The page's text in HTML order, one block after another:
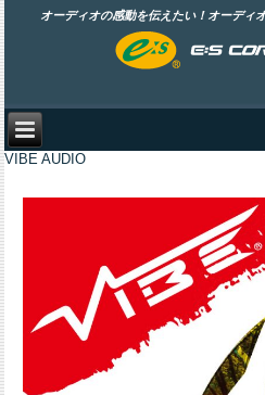
オーディオの感動を伝えたい！オーディ
VIBE AUDIO